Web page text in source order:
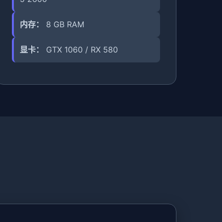
内存： 8 GB RAM
显卡： GTX 1060 / RX 580